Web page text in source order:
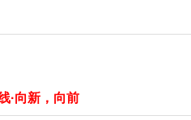
·向新，向前